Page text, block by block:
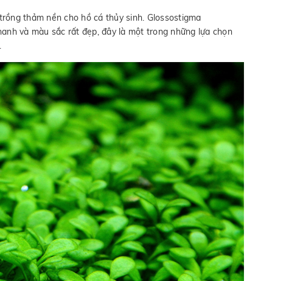
thảm nền cho hồ cá thủy sinh. Glossostigma
và màu sắc rất đẹp, đây là một trong những lựa chọn
.